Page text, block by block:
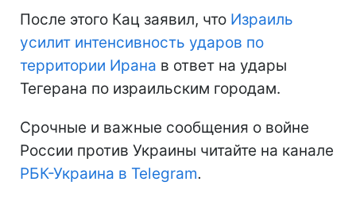
После этого Кац заявил, что Израиль
усилит интенсивность ударов по
территории Ирана в ответ на удары
Тегерана по израильским городам.
Срочные и важные сообщения о войне
России против Украины читайте на канале
РБК-Украина в Telegram.